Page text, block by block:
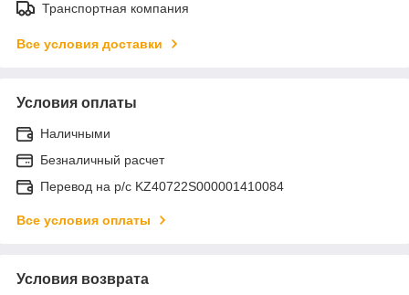
Транспортная компания
Все условия доставки
Условия оплаты
Наличными
Безналичный расчет
Перевод на р/с KZ40722S000001410084
Все условия оплаты
Условия возврата